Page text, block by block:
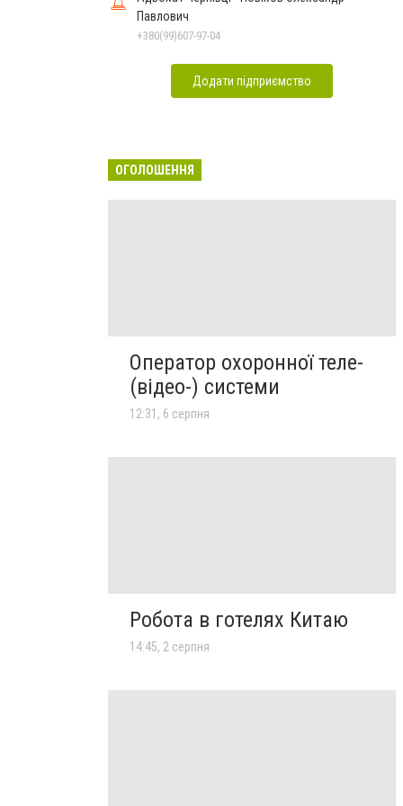
Павлович
+380(99)607-97-04
Додати підприємство
ОГОЛОШЕННЯ
Оператор охоронної теле-
(відео-) системи
12:31, 6 серпня
Робота в готелях Китаю
14:45, 2 серпня